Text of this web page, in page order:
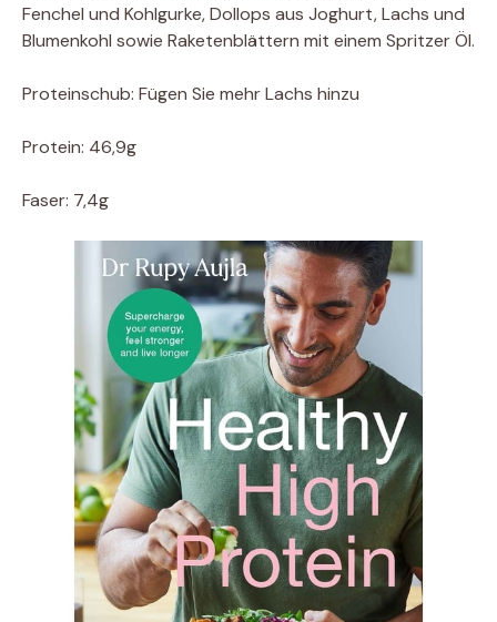
Fenchel und Kohlgurke, Dollops aus Joghurt, Lachs und
Blumenkohl sowie Raketenblättern mit einem Spritzer Öl.
Proteinschub: Fügen Sie mehr Lachs hinzu
Protein: 46,9g
Faser: 7,4g